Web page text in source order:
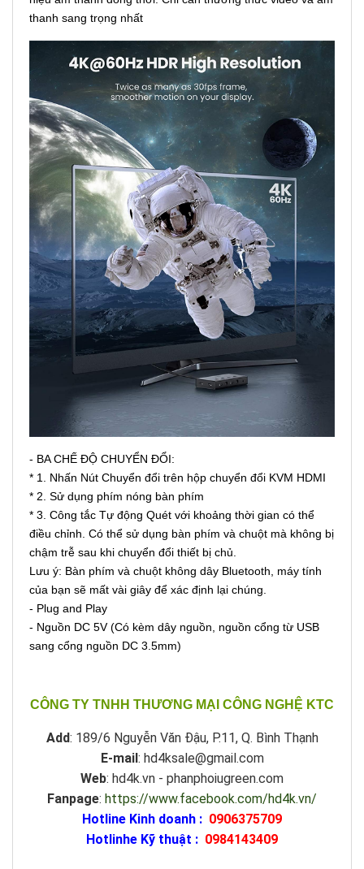
thanh sang trọng nhất
- BA CHẾ ĐỘ CHUYỂN ĐỔI:
* 1. Nhấn Nút Chuyển đổi trên hộp chuyển đổi KVM HDMI
* 2. Sử dụng phím nóng bàn phím
* 3. Công tắc Tự động Quét với khoảng thời gian có thể
điều chỉnh. Có thể sử dụng bàn phím và chuột mà không bị
chậm trễ sau khi chuyển đổi thiết bị chủ.
Lưu ý: Bàn phím và chuột không dây Bluetooth, máy tính
của bạn sẽ mất vài giây để xác định lại chúng.
- Plug and Play
- Nguồn DC 5V (Có kèm dây nguồn, nguồn cổng từ USB
sang cổng nguồn DC 3.5mm)
CÔNG TY TNHH THƯƠNG MẠI CÔNG NGHỆ KTC
Add: 189/6 Nguyễn Văn Đậu, P.11, Q. Bình Thạnh
E-mail: hd4ksale@gmail.com
Web: hd4k.vn - phanphoiugreen.com
Fanpage: https://www.facebook.com/hd4k.vn/
Hotline Kinh doanh : 0906375709
Hotlinhe Kỹ thuật : 0984143409